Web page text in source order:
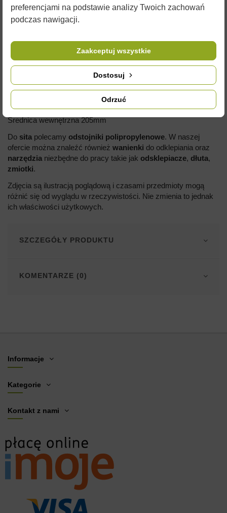
SITO POJEDYŃCZE - Ø205MM
Wykonane ze stali nierdzewnej
Średnica wewnętrzna 205mm
Do sita polecamy odstojniki polipropylenowe. W naszej
ofercie można znaleźć również wanienki do odklepiania oraz
narzędzia niezbędne do pracy takie jak odsklepiacze, dłuta,
zmiotki.
Zdjęcia są ilustracją poglądową i czasami przedmioty mogą
różnić się od wyglądu w rzeczywistości. Nie zmienia to jednak
ich właściwości użytkowych.
SZCZEGÓŁY PRODUKTU
KOMENTARZE (0)
Informacje
Kategorie
Kontakt z nami
preferencjami na podstawie analizy Twoich zachowań
podczas nawigacji.
Odrzuć
Dostosuj
Zaakceptuj wszystkie